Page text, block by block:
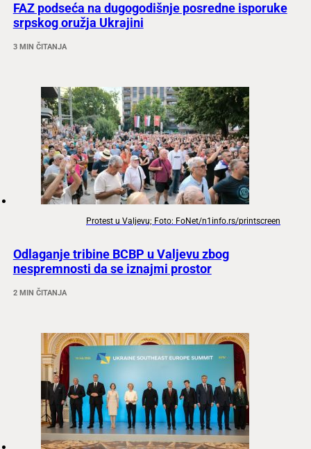
FAZ podseća na dugogodišnje posredne isporuke
srpskog oružja Ukrajini
3 MIN ČITANJA
Protest u Valjevu; Foto: FoNet/n1info.rs/printscreen
Odlaganje tribine BCBP u Valjevu zbog
nespremnosti da se iznajmi prostor
2 MIN ČITANJA